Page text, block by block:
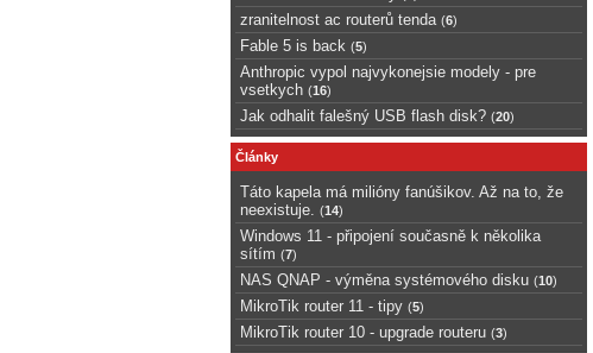
zranitelnost ac routerů tenda (6)
Fable 5 is back (5)
Anthropic vypol najvykonejsie modely - pre
vsetkych (16)
Jak odhalit falešný USB flash disk? (20)
Články
Táto kapela má milióny fanúšikov. Až na to, že
neexistuje.
(14)
Windows 11 - připojení současně k několika
sítím (7)
NAS QNAP - výměna systémového disku (10)
MikroTik router 11 - tipy (5)
MikroTik router 10 - upgrade routeru (3)